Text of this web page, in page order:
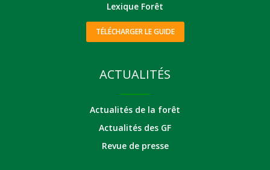
Lexique Forêt
TÉLÉCHARGER LE GUIDE
ACTUALITÉS
Actualités de la forêt
Actualités des GF
Revue de presse